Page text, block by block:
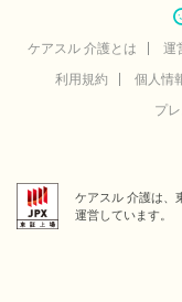
大阪市城東区(参考値)
大阪市鶴見区(参考値)
堺市東区(参考値)
ケアスル 介護とは 運
利用規約
個人情
プ
ケアスル 介護は、
運営しています。